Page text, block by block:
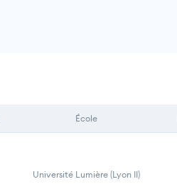
École
Université Lumière (Lyon II)